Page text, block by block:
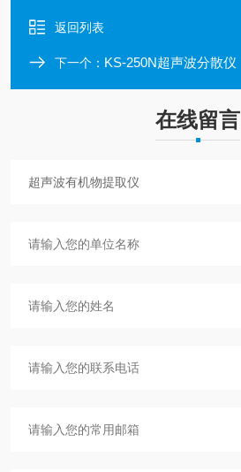
返回列表
下一个： KS-250N超声波分散仪
在线留言